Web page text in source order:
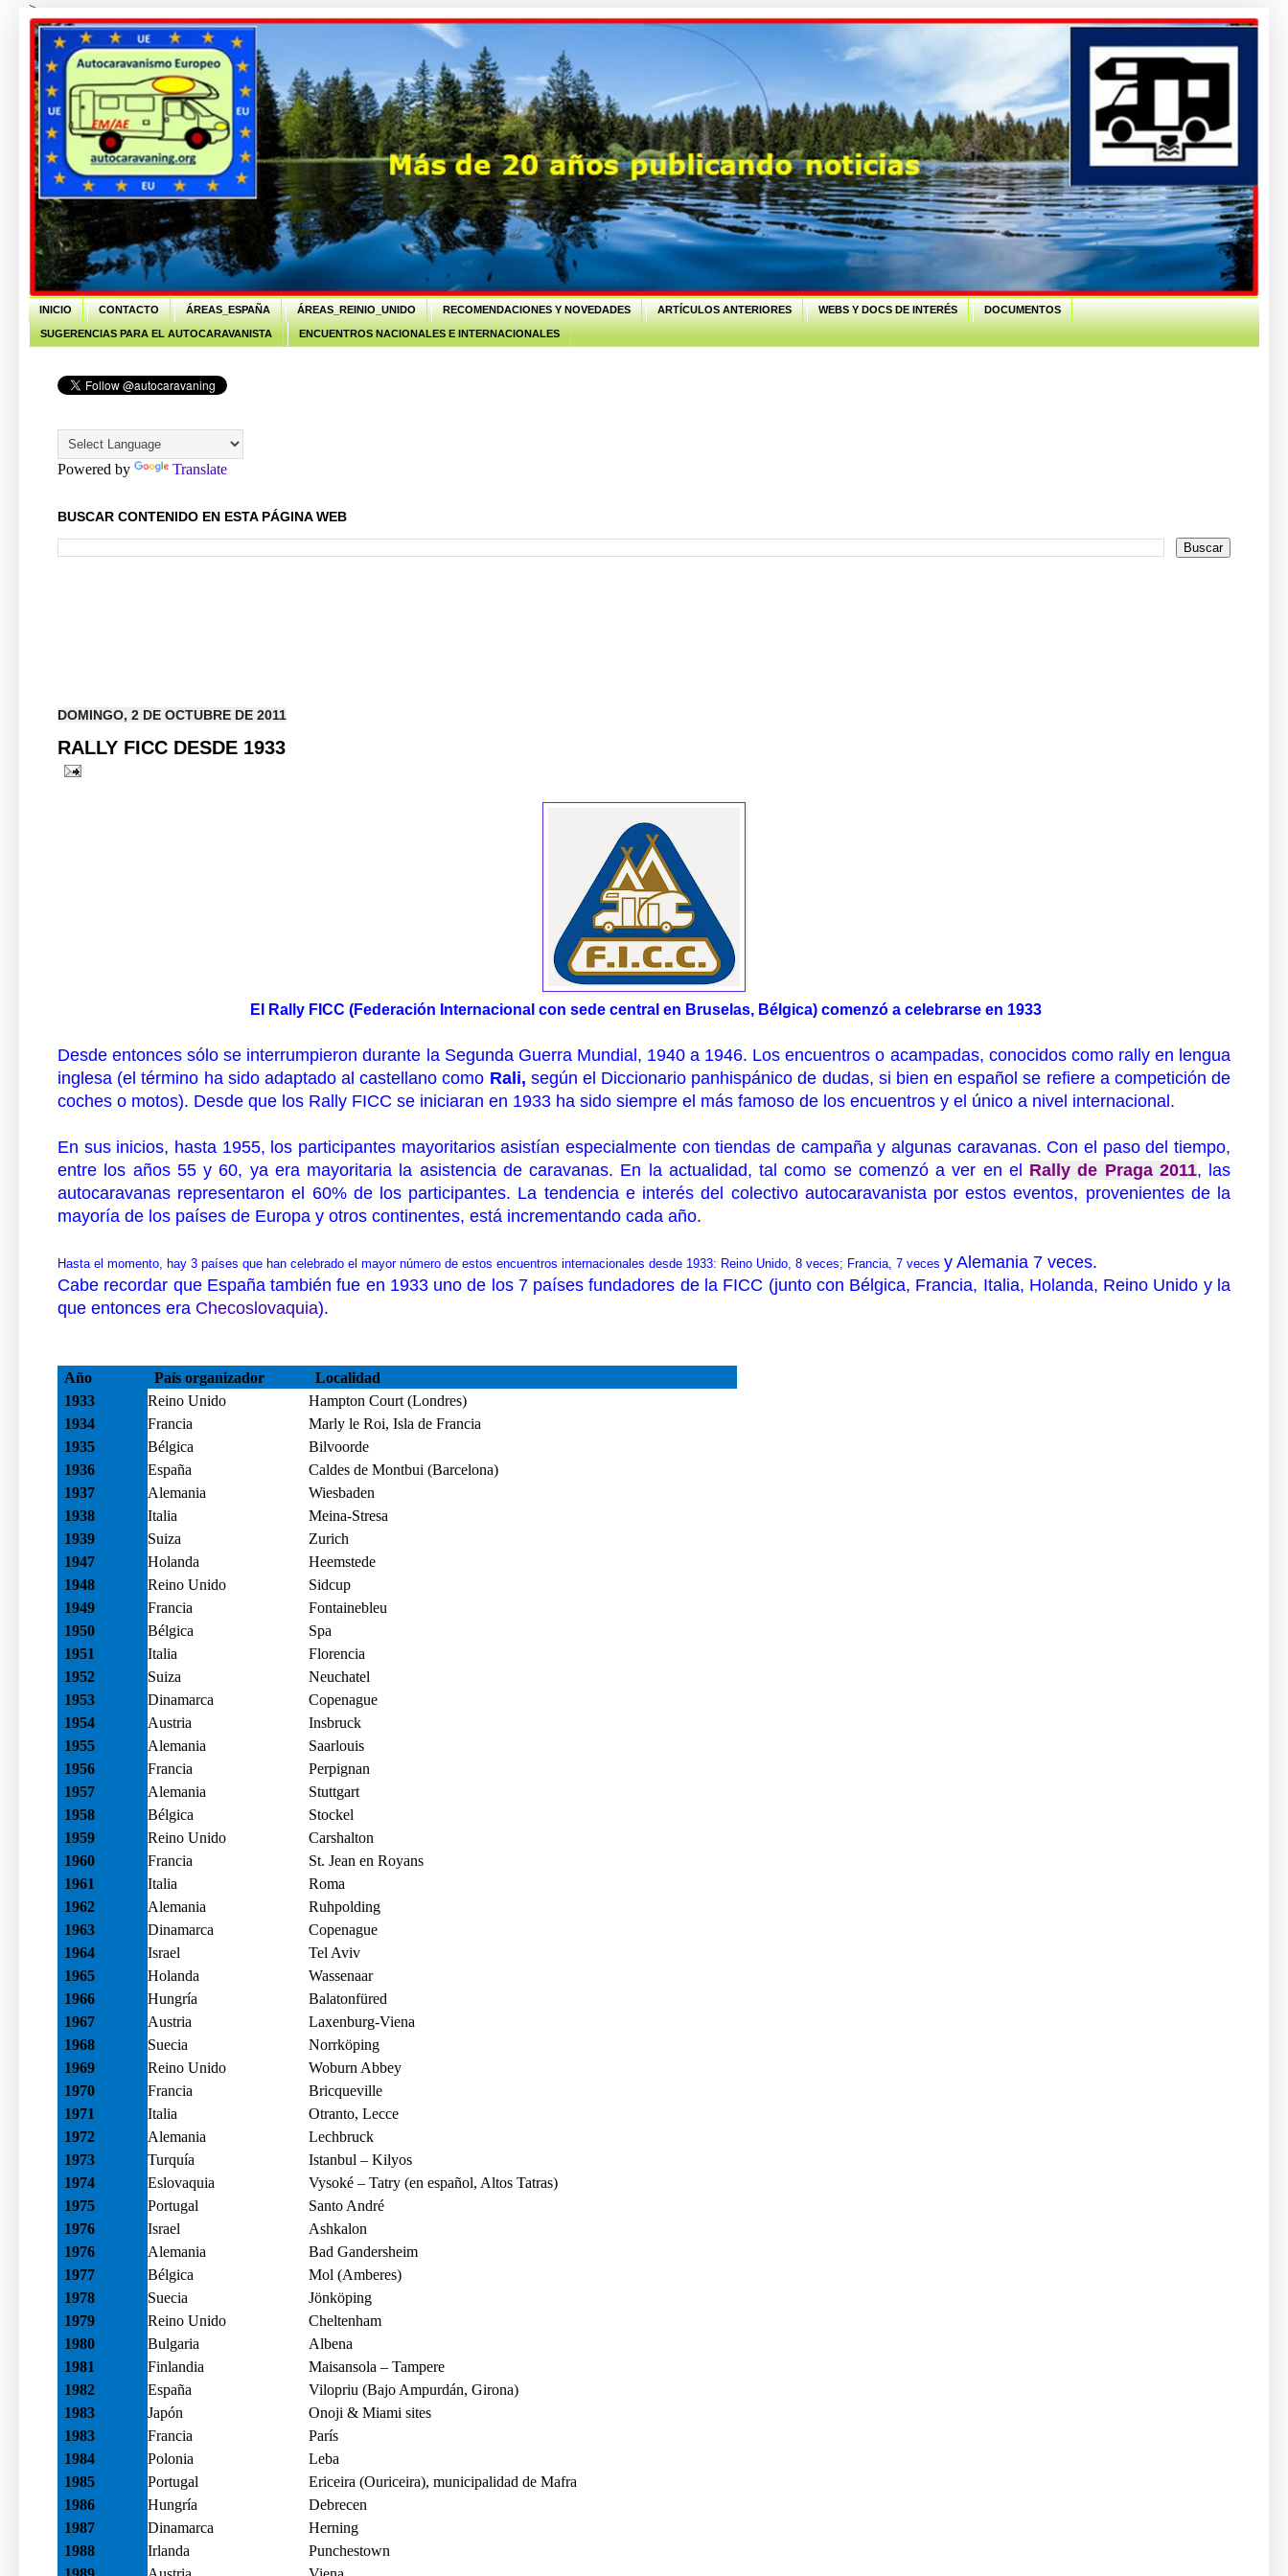
-->
INICIO CONTACTO ÁREAS_ESPAÑA ÁREAS_REINIO_UNIDO RECOMENDACIONES Y NOVEDADES ARTÍCULOS ANTERIORES WEBS Y DOCS DE INTERÉS DOCUMENTOS
SUGERENCIAS PARA EL AUTOCARAVANISTA ENCUENTROS NACIONALES E INTERNACIONALES
Powered by Translate
BUSCAR CONTENIDO EN ESTA PÁGINA WEB
DOMINGO, 2 DE OCTUBRE DE 2011
RALLY FICC DESDE 1933
El Rally FICC (Federación Internacional con sede central en Bruselas, Bélgica) comenzó a celebrarse en 1933
Desde entonces sólo se interrumpieron durante la Segunda Guerra Mundial, 1940 a 1946. Los encuentros o acampadas, conocidos como rally en lengua
inglesa (el término ha sido adaptado al castellano como Rali, según el Diccionario panhispánico de dudas, si bien en español se refiere a competición de
coches o motos). Desde que los Rally FICC se iniciaran en 1933 ha sido siempre el más famoso de los encuentros y el único a nivel internacional.
En sus inicios, hasta 1955, los participantes mayoritarios asistían especialmente con tiendas de campaña y algunas caravanas. Con el paso del tiempo,
entre los años 55 y 60, ya era mayoritaria la asistencia de caravanas. En la actualidad, tal como se comenzó a ver en el Rally de Praga 2011, las
autocaravanas representaron el 60% de los participantes. La tendencia e interés del colectivo autocaravanista por estos eventos, provenientes de la
mayoría de los países de Europa y otros continentes, está incrementando cada año.
Hasta el momento, hay 3 países que han celebrado el mayor número de estos encuentros internacionales desde 1933: Reino Unido, 8 veces; Francia, 7 veces y Alemania 7 veces.
Cabe recordar que España también fue en 1933 uno de los 7 países fundadores de la FICC (junto con Bélgica, Francia, Italia, Holanda, Reino Unido y la
que entonces era Checoslovaquia).
Año País organizador
Localidad
1933
Reino Unido
Hampton Court (Londres)
1934
Francia
Marly le Roi, Isla de Francia
1935
Bélgica
Bilvoorde
1936
España
Caldes de Montbui (Barcelona)
1937
Alemania
Wiesbaden
1938
Italia
Meina-Stresa
1939
Suiza
Zurich
1947
Holanda
Heemstede
1948
Reino Unido
Sidcup
1949
Francia
Fontainebleu
1950
Bélgica
Spa
1951
Italia
Florencia
1952
Suiza
Neuchatel
1953
Dinamarca
Copenague
1954
Austria
Insbruck
1955
Alemania
Saarlouis
1956
Francia
Perpignan
1957
Alemania
Stuttgart
1958
Bélgica
Stockel
1959
Reino Unido
Carshalton
1960
Francia
St. Jean en Royans
1961
Italia
Roma
1962
Alemania
Ruhpolding
1963
Dinamarca
Copenague
1964
Israel
Tel Aviv
1965
Holanda
Wassenaar
1966
Hungría
Balatonfüred
1967
Austria
Laxenburg-Viena
1968
Suecia
Norrköping
1969
Reino Unido
Woburn Abbey
1970
Francia
Bricqueville
1971
Italia
Otranto, Lecce
1972
Alemania
Lechbruck
1973
Turquía
Istanbul – Kilyos
1974
Eslovaquia
Vysoké – Tatry (en español, Altos Tatras)
1975
Portugal
Santo André
1976
Israel
Ashkalon
1976
Alemania
Bad Gandersheim
1977
Bélgica
Mol (Amberes)
1978
Suecia
Jönköping
1979
Reino Unido
Cheltenham
1980
Bulgaria
Albena
1981
Finlandia
Maisansola – Tampere
1982
España
Vilopriu (Bajo Ampurdán, Girona)
1983
Japón
Onoji & Miami sites
1983
Francia
París
1984
Polonia
Leba
1985
Portugal
Ericeira (Ouriceira), municipalidad de Mafra
1986
Hungría
Debrecen
1987
Dinamarca
Herning
1988
Irlanda
Punchestown